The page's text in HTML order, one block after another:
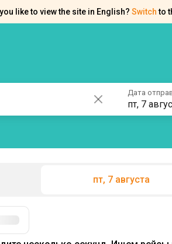
like to view the site in English? Switch to
Дата
пт, 7
пт, 7 августа